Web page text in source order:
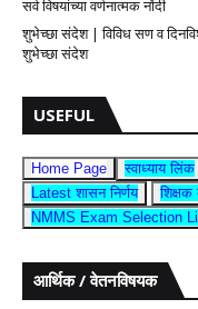
सर्व विषयांच्या वर्णनात्मक नोंदी
शुभेच्छा संदेश | विविध सण व
शुभेच्छा संदेश
USEFUL
Home Page स्वाध्याय लिंक
Latest शासन निर्णय
शिक्षक
NMMS Exam Selection
आर्थिक / वेतनविषयक